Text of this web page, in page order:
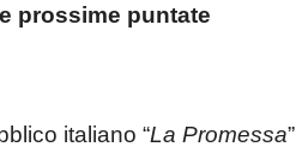
prossime puntate
italiano “La Promessa”